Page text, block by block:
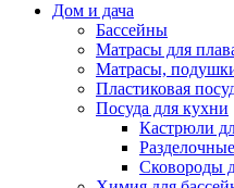
Дом и дача
Бассейны
Матрасы для
Матрасы,
Пластиковая
Посуда для кухни
Кастрюли
Сковороды